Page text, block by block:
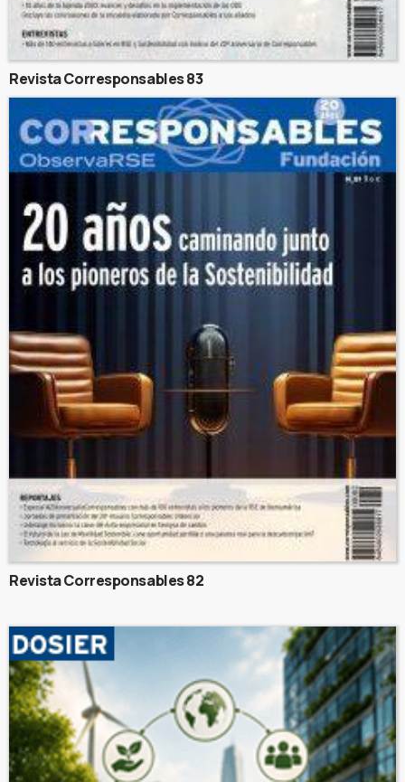
Revista Corresponsables 83
Revista Corresponsables 82